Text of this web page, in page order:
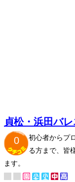
貞松・浜田バ
0
初心者からプ
る方まで、皆
ます。